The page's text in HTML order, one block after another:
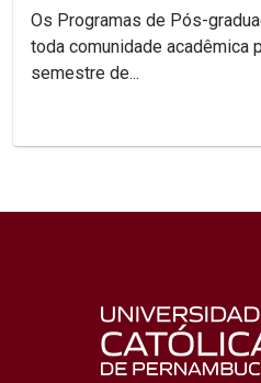
Os Programas de Pós-
toda comunidade acadêmica
semestre de...